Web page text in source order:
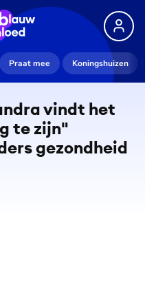
Praat mee Koningshuizen
vindt het
te zijn"
gezondheid